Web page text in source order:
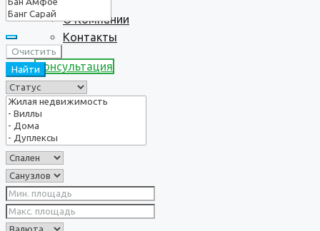
О Компании
Контакты
Консультация
Очистить
Найти